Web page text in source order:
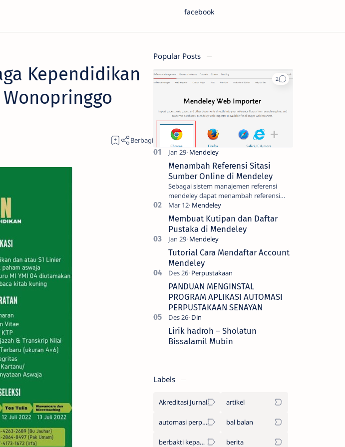
facebook
Kependidikan
Popular Posts
Menambah Referensi Sitasi
Sumber Online di Mendeley
Sebagai sistem manajemen referensi
mendeley dapat menambah referensi
metadata dari artikel yang kita cari
melalui pangkalan database jurnal onl…
Membuat Kutipan dan Daftar
Pustaka di Mendeley
Tutorial Cara Mendaftar Account
Mendeley
PANDUAN MENGINSTAL
PROGRAM APLIKASI AUTOMASI
PERPUSTAKAAN SENAYAN
Lirik hadroh – Sholatun
Bissalamil Mubin
Labels
Akreditasi Jurnal artikel
automasi perpustakaan bal balan
berbakti kepada orang tua berita